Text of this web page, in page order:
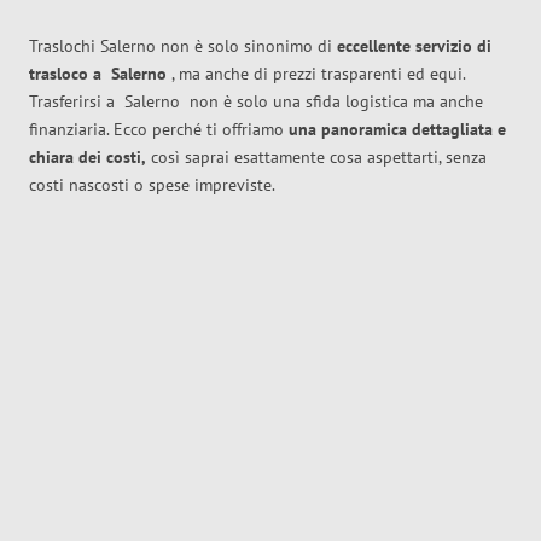
Traslochi Salerno non è solo sinonimo di eccellente servizio di
trasloco a Salerno , ma anche di prezzi trasparenti ed equi.
Trasferirsi a Salerno non è solo una sfida logistica ma anche
finanziaria. Ecco perché ti offriamo una panoramica dettagliata e
chiara dei costi, così saprai esattamente cosa aspettarti, senza
costi nascosti o spese impreviste.